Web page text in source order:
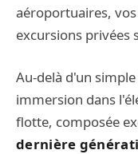
aéroportuaires,
excursions privées
Au-delà d'un
immersion dans
flotte, composée
dernière